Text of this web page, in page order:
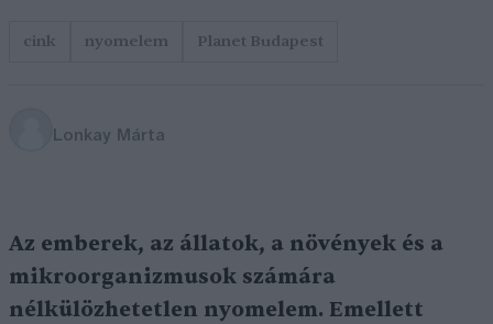
cink nyomelem Planet Budapest
Lonkay Márta
Az emberek, az állatok, a növények és a
mikroorganizmusok számára
nélkülözhetetlen nyomelem. Emellett